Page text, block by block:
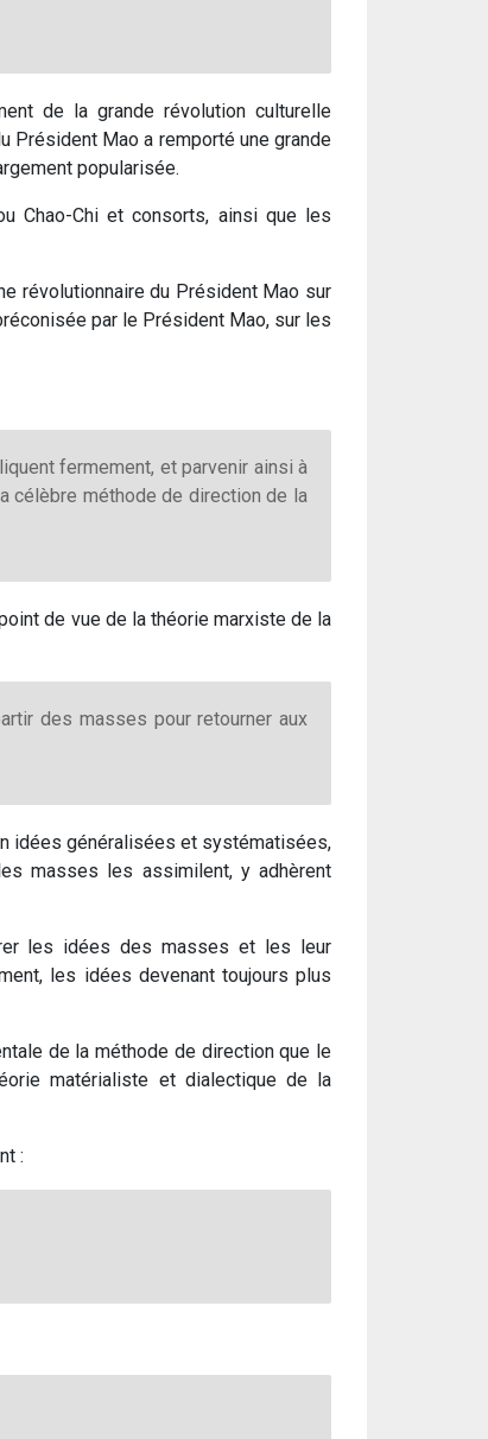
de la grande révolution culturelle
Président Mao a remporté une grande
popularisée.
Chao-Chi et consorts, ainsi que les
révolutionnaire du Président Mao sur
par le Président Mao, sur les
fermement, et parvenir ainsi à
célèbre méthode de direction de la
de vue de la théorie marxiste de la
des masses pour retourner aux
idées généralisées et systématisées,
masses les assimilent, y adhèrent
les idées des masses et les leur
les idées devenant toujours plus
de la méthode de direction que le
matérialiste et dialectique de la
: